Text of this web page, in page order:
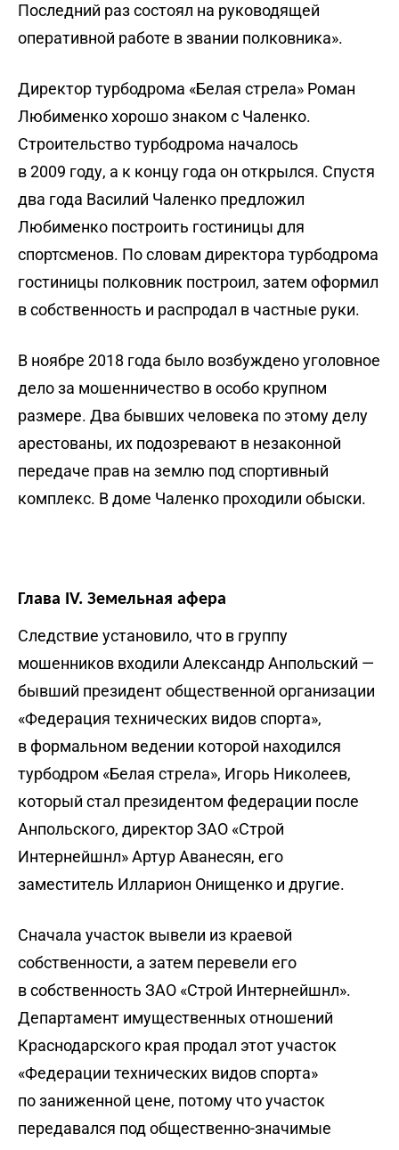
Последний раз состоял на руководящей
оперативной работе в звании полковника».
Директор турбодрома «Белая стрела» Роман
Любименко хорошо знаком с Чаленко.
Строительство турбодрома началось
в 2009 году, а к концу года он открылся. Спустя
два года Василий Чаленко предложил
Любименко построить гостиницы для
спортсменов. По словам директора турбодрома
гостиницы полковник построил, затем оформил
в собственность и распродал в частные руки.
В ноябре 2018 года было возбуждено уголовное
дело за мошенничество в особо крупном
размере. Два бывших человека по этому делу
арестованы, их подозревают в незаконной
передаче прав на землю под спортивный
комплекс. В доме Чаленко проходили обыски.
Глава IV. Земельная афера
Следствие установило, что в группу
мошенников входили Александр Анпольский —
бывший президент общественной организации
«Федерация технических видов спорта»,
в формальном ведении которой находился
турбодром «Белая стрела», Игорь Николеев,
который стал президентом федерации после
Анпольского, директор ЗАО «Строй
Интернейшнл» Артур Аванесян, его
заместитель Илларион Онищенко и другие.
Сначала участок вывели из краевой
собственности, а затем перевели его
в собственность ЗАО «Строй Интернейшнл».
Департамент имущественных отношений
Краснодарского края продал этот участок
«Федерации технических видов спорта»
по заниженной цене, потому что участок
передавался под общественно-значимые